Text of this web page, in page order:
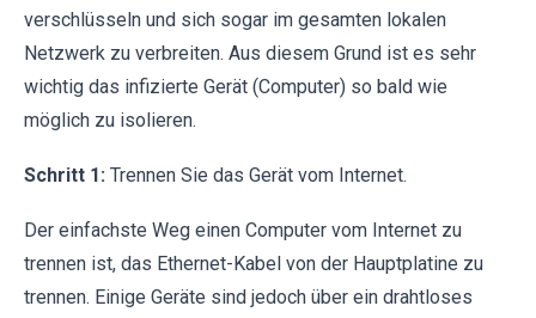
verschlüsseln und sich sogar im gesamten lokalen
Netzwerk zu verbreiten. Aus diesem Grund ist es sehr
wichtig das infizierte Gerät (Computer) so bald wie
möglich zu isolieren.
Schritt 1: Trennen Sie das Gerät vom Internet.
Der einfachste Weg einen Computer vom Internet zu
trennen ist, das Ethernet-Kabel von der Hauptplatine zu
trennen. Einige Geräte sind jedoch über ein drahtloses